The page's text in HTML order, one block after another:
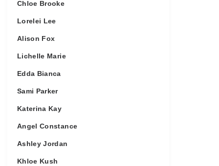
Chloe Brooke
Lorelei Lee
Alison Fox
Lichelle Marie
Edda Bianca
Sami Parker
Katerina Kay
Angel Constance
Ashley Jordan
Khloe Kush